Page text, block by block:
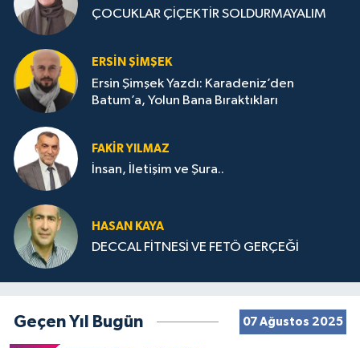
ÇOCUKLAR ÇİÇEKTİR SOLDURMAYALIM
ERSIN ŞIMŞEK
Ersin Şimşek Yazdı: Karadeniz’den
Batum’a, Yolun Bana Bıraktıkları
FAKIR YILMAZ
İnsan, İletişim ve Şura..
HASAN KAYA
DECCAL FİTNESİ VE FETÖ GERÇEĞİ
Geçen Yıl Bugün 07 Ağustos 2025